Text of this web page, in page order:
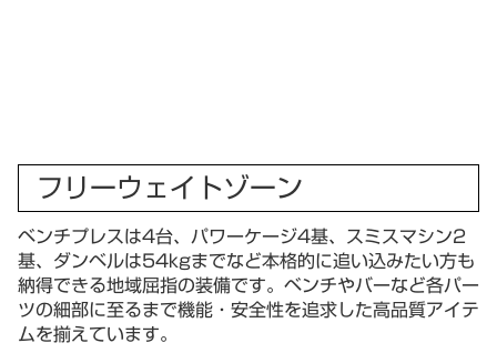
フリーウェイトゾーン
ベンチプレスは4台、パワーケージ4基、スミスマシン2
基、ダンベルは54kgまでなど本格的に追い込みたい方も
納得できる地域屈指の装備です。ベンチやバーなど各パー
ツの細部に至るまで機能・安全性を追求した高品質アイテ
ムを揃えています。